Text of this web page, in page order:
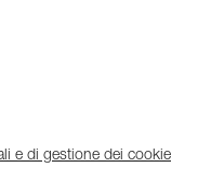
e di gestione dei cookie